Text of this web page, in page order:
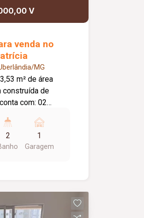
V
venda no
MG
m² de área
Banheiro social;
e fogão cooktop;
de garagem
em granito;
2 1
Garagem